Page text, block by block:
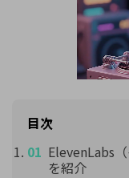
目次
ElevenLabs
を紹介